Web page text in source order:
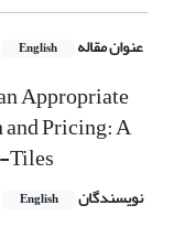
عنوان مقاله English
Appropriate
Pricing: A
Tiles
نویسندگان English